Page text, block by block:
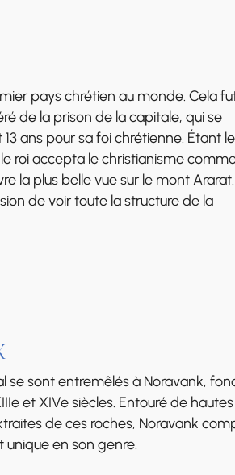
pays chrétien au monde. Cela
de la prison de la capitale, qui se
ans pour sa foi chrétienne. Étant le
roi accepta le christianisme
la plus belle vue sur le mont
de voir toute la structure de la
se sont entremêlés à Noravank,
et XIVe siècles. Entouré de hautes
de ces roches, Noravank
en son genre.